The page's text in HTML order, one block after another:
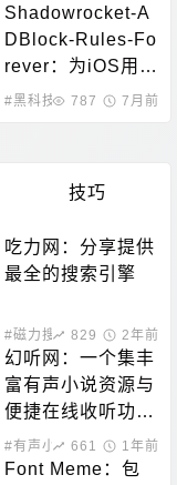
Shadowrocket-A
DBlock-Rules-Fo
rever：为iOS用户
提供完善的广告屏
#黑科技相关
787 7月前
技巧
吃力网：分享提供
最全的搜索引擎
#磁力搜索829 2年前
幻听网：一个集丰
富有声小说资源与
便捷在线收听功能
于一体的平台
#有声小说661 1年前
Font Meme：包